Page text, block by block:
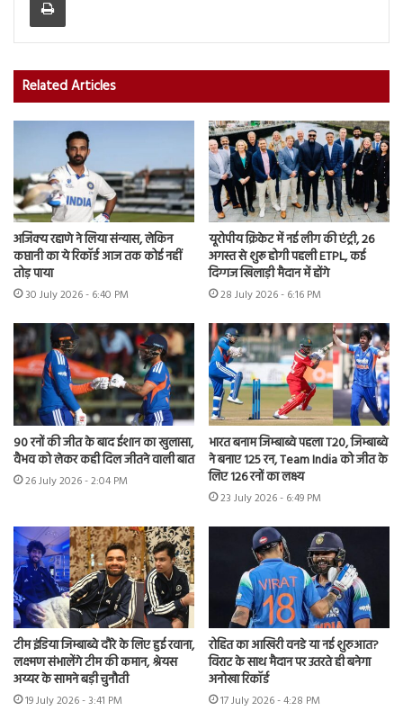
Related Articles
अजिंक्य रहाणे ने लिया संन्यास, लेकिन
कप्तानी का ये रिकॉर्ड आज तक कोई नहीं
तोड़ पाया
30 July 2026 - 6:40 PM
यूरोपीय क्रिकेट में नई लीग की एंट्री, 26
अगस्त से शुरू होगी पहली ETPL, कई
दिग्गज खिलाड़ी मैदान में होंगे
28 July 2026 - 6:16 PM
90 रनों की जीत के बाद ईशान का खुलासा,
वैभव को लेकर कही दिल जीतने वाली बात
26 July 2026 - 2:04 PM
भारत बनाम जिम्बाब्वे पहला T20, जिम्बाब्वे
ने बनाए 125 रन, Team India को जीत के
लिए 126 रनों का लक्ष्य
23 July 2026 - 6:49 PM
टीम इंडिया जिम्बाब्वे दौरे के लिए हुई रवाना,
लक्ष्मण संभालेंगे टीम की कमान, श्रेयस
अय्यर के सामने बड़ी चुनौती
19 July 2026 - 3:41 PM
रोहित का आखिरी वनडे या नई शुरुआत?
विराट के साथ मैदान पर उतरते ही बनेगा
अनोखा रिकॉर्ड
17 July 2026 - 4:28 PM